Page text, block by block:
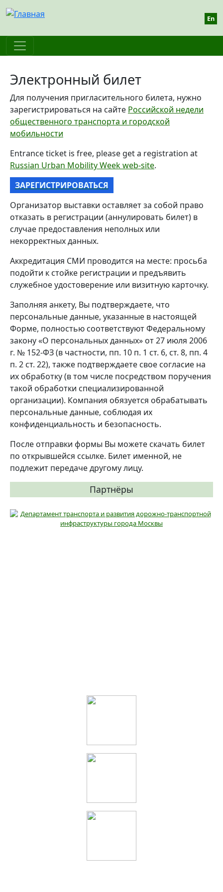
Перейти к основному содержанию
En
Электронный билет
Для получения пригласительного билета, нужно
зарегистрироваться на сайте Российской недели
общественного транспорта и городской
мобильности
Entrance ticket is free, please get a registration at
Russian Urban Mobility Week web-site.
ЗАРЕГИСТРИРОВАТЬСЯ
Организатор выставки оставляет за собой право
отказать в регистрации (аннулировать билет) в
случае предоставления неполных или
некорректных данных.
Аккредитация СМИ проводится на месте: просьба
подойти к стойке регистрации и предъявить
служебное удостоверение или визитную карточку.
Заполняя анкету, Вы подтверждаете, что
персональные данные, указанные в настоящей
Форме, полностью соответствуют Федеральному
закону «О персональных данных» от 27 июля 2006
г. № 152-ФЗ (в частности, пп. 10 п. 1 ст. 6, ст. 8, пп. 4
п. 2 ст. 22), также подтверждаете свое согласие на
их обработку (в том числе посредством поручения
такой обработки специализированной
организации). Компания обязуется обрабатывать
персональные данные, соблюдая их
конфиденциальность и безопасность.
После отправки формы Вы можете скачать билет
по открывшейся ссылке. Билет именной, не
подлежит передаче другому лицу.
Партнёры